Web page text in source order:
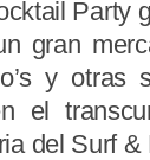
Party
gran
y otras
el
del Surf &